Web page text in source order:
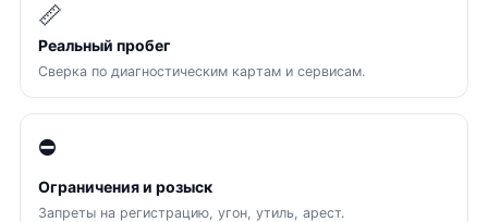
📏
Реальный пробег
Сверка по диагностическим картам и сервисам.
⛔
Ограничения и розыск
Запреты на регистрацию, угон, утиль, арест.